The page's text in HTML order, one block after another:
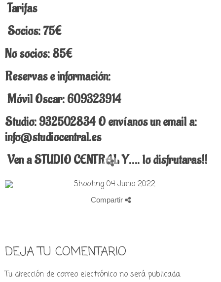
Tarifas
Socios: 75€
No socios: 85€
Reservas e información:
Móvil Oscar: 609323914
Studio: 932502834 O envíanos un email a:
info@studiocentral.es
Ven a STUDIO CENTRAL Y…. lo disfrutaras!!
Compartir
DEJA TU COMENTARIO
Tu dirección de correo electrónico no será publicada.